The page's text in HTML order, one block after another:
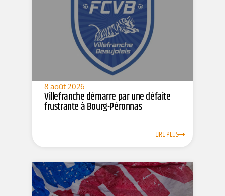
8 août 2026
Villefranche démarre par une défaite
frustrante à Bourg-Péronnas
LIRE PLUS